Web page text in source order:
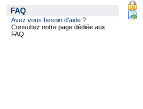
FAQ
Avez vous besoin d'aide ?
Consultez notre page dédiée aux
FAQ.